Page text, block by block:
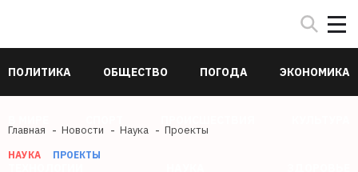
ПОЛИТИКА ОБЩЕСТВО ПОГОДА ЭКОНОМИКА
Главная Новости Наука Проекты
НАУКА ПРОЕКТЫ